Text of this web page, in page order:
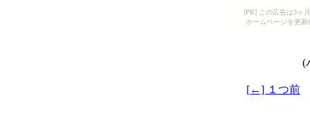
[PR] この広告は3ヶ
ホームページを更
(
[←] １つ前